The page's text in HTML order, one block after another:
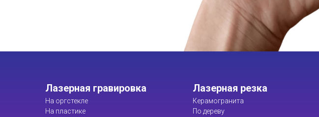
Лазерная гравировка
На оргстекле
На пластике
Лазерная резка
Керамогранита
По дереву